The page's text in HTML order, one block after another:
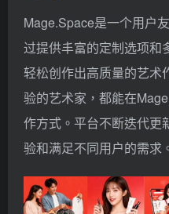
Mage.Space是一个用户
过提供丰富的定制选项和
轻松创作出高质量的艺术
验的艺术家，都能在
作方式。平台不断迭代更
验和满足不同用户的需求